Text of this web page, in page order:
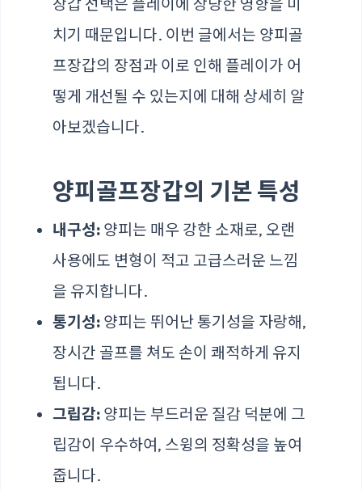
치기 때문입니다. 이번 글에서는 양피골
프장갑의 장점과 이로 인해 플레이가 어
떻게 개선될 수 있는지에 대해 상세히 알
아보겠습니다.
양피골프장갑의 기본 특성
내구성: 양피는 매우 강한 소재로, 오랜
사용에도 변형이 적고 고급스러운 느낌
을 유지합니다.
통기성: 양피는 뛰어난 통기성을 자랑해,
장시간 골프를 쳐도 손이 쾌적하게 유지
됩니다.
그립감: 양피는 부드러운 질감 덕분에 그
립감이 우수하여, 스윙의 정확성을 높여
줍니다.